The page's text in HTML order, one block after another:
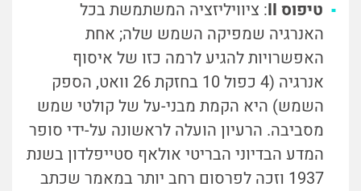
טיפוס II
: ציוויליזציה המשתמשת בכל
האנרגיה שמפיקה השמש שלה; אחת
האפשרויות להגיע לרמה כזו של איסוף
אנרגיה (4 כפול 10 בחזקת 26 וואט, הספק
השמש) היא הקמת מבני-על של קולטי שמש
מסביבה. הרעיון הועלה לראשונה על-ידי סופר
המדע הבדיוני הבריטי אולאף סטייפלדון בשנת
1937 וזכה לפרסום רחב יותר במאמר שכתב